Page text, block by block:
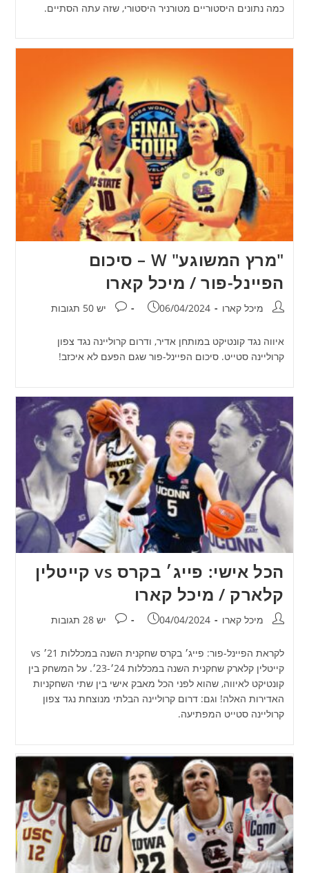
כמה נתונים היסטוריים מטורניר היסטורי, שזה עתה הסתיים.
"מרץ המשוגע" W – סיכום
הפיינל-פור / מיכל קארו
מחבר:מיכל קארו פורסם:
06/04/2024 תגובות:
יש 50 תגובות
איווה נגד קונטיקט במותחן אדיר, ודרום קרוליינה נגד צפון
קרוליינה סטייט. סיכום הפיינל-פור שגם הפעם לא איכזב!
הכל אישי: פייג׳ בקרס vs קייטלין
קלארק / מיכל קארו
מחבר:מיכל קארו פורסם:
04/04/2024 תגובות:
יש 28 תגובות
לקראת הפיינל-פור: פייג׳ בקרס שחקנית השנה במכללות 21׳ vs
קייטלין קלארק שחקנית השנה במכללות 24׳-23׳. על המשחק בין
קונטיקט לאיווה, שהוא לפני הכל מאבק אישי בין שתי השחקניות
האדירות האלה! וגם: דרום קרוליינה הבלתי מנוצחת נגד צפון
קרוליינה סטייט המפתיעה.